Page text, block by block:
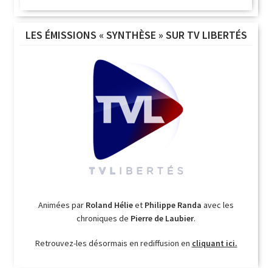
LES ÉMISSIONS « SYNTHÈSE » SUR TV LIBERTÉS
Animées par Roland Hélieet Philippe Randa avec les
chroniques de Pierre de Laubier.
Retrouvez-les désormais en rediffusion en cliquant ici.